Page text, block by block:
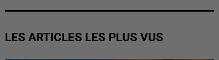
LES ARTICLES LES PLUS VUS